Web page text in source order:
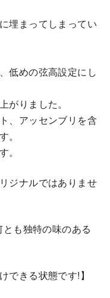
埋まってしまってい
低めの弦高設定にし
がりました。
、アッセンブリを含
。
。
ジナルではありませ
も独特の味のある
できる状態です!】